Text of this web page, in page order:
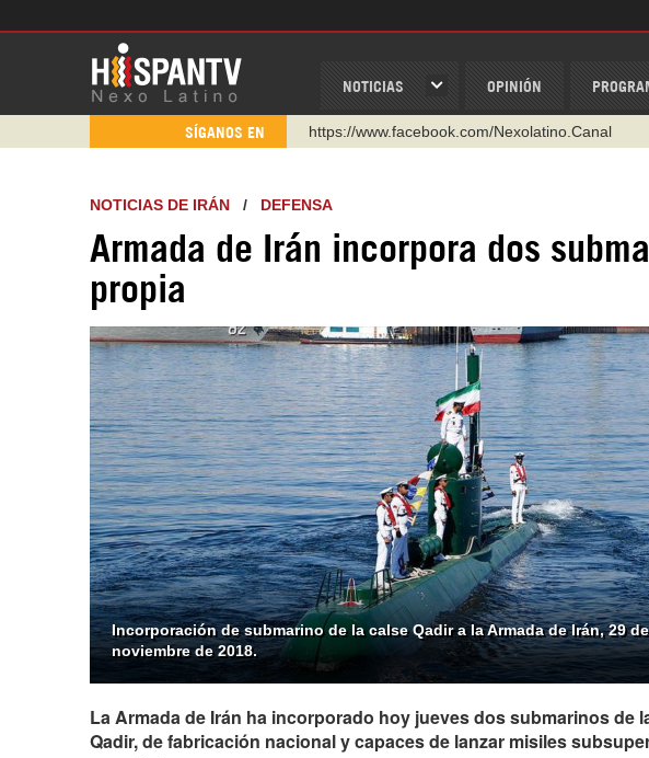
NOTICIAS OPINIÓN
SÍGANOS EN
https://www.facebook.com/Nexolatino.Canal
http://twitter.com/nexo_latino
https://t.me/hispantvcanal
https://urmedium.com/c/hispantv
Instagram como: hispan_tv
NOTICIAS DE IRÁN / DEFENSA
Armada de Irán incorpora dos
propia
Incorporación de submarino de la calse Qadir a la Armada de Irán, 29 de
noviembre de 2018.
La Armada de Irán ha incorporado hoy jueves dos submarinos de
Qadir, de fabricación nacional y capaces de lanzar misiles